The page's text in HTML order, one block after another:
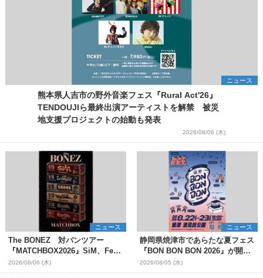
ニュース
熊本県人吉市の野外音楽フェス『Rural Act'26』
TENDOUJIら最終出演アーティストを解禁 被災
地支援プロジェクトの始動も発表
2026/08/06 (木)
ニュース
The BONEZ 対バンツアー
『MATCHBOX2026』SiM、Fear,
and Loathing in Las Vegasら対
バンアーティストを一斉解禁
2026/08/06 (木)
ニュース
静岡県焼津市であらたな夏フェス
『BON BON BON 2026』が開
催 音楽ライブ×盆踊り×DJ×屋台
グルメ×ランタンナイトで彩る2日
2026/08/05 (水)